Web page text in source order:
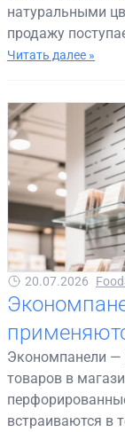
натуральными
продажу
Читать далее »
20.07.2026
Экономпанели —
товаров в
встраиваются в